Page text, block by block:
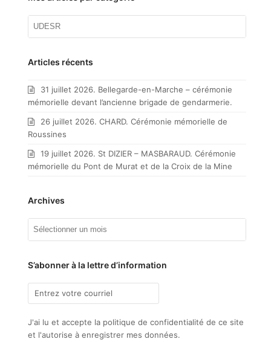
Mes
catégorie
Articles récents
31 juillet 2026. Bellegarde-en-Marche – cérémonie
mémorielle devant l’ancienne brigade de gendarmerie.
26 juillet 2026. CHARD. Cérémonie mémorielle de
Roussines
19 juillet 2026. St DIZIER – MASBARAUD. Cérémonie
mémorielle du Pont de Murat et de la Croix de la Mine
Archives
S’abonner à la lettre d’information
J'ai lu et accepte la politique de confidentialité de ce site
et l'autorise à enregistrer mes données.